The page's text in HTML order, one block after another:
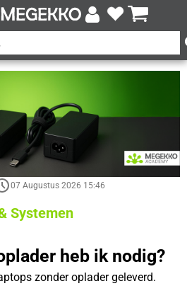
07 Augustus 2026 15:46
Systemen
heb ik nodig?
zonder oplader geleverd.